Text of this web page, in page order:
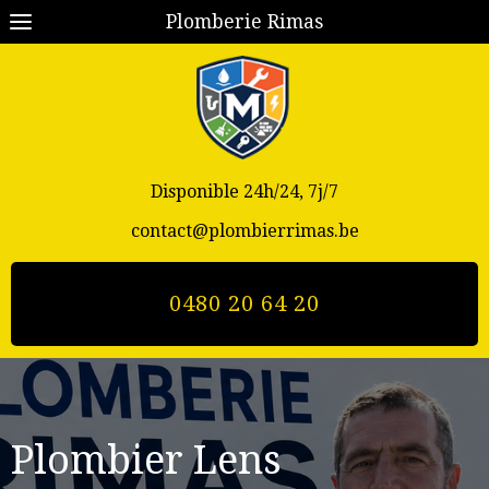
Plomberie Rimas
Disponible 24h/24, 7j/7
contact@plombierrimas.be
0480 20 64 20
Plombier Lens